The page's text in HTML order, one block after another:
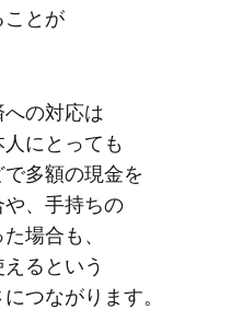
ことが​
の​対応は​
に​とっても​
多額の​現金を​
、​手持ちの​
場合も、​
ると​いう​
つながります。​